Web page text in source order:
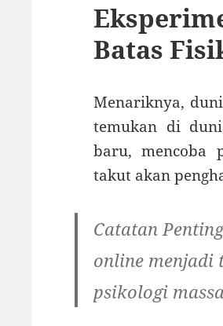
Batas
Menariknya,
temukan di
baru, mencoba
takut akan
Catatan
online menjadi
psikologi